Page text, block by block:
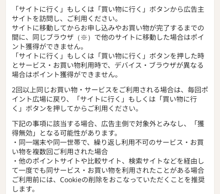
「サイトに行く」もしくは「買い物に行く」ボタンから広告主
サイトを訪問し、ご利用ください。
サイトに移動してからお申し込みやお買い物が完了するまでの
間に、同じブラウザ（※）で他のサイトに移動した場合はポイ
ント獲得ができません。
「サイトに行く」もしくは「買い物に行く」ボタンを押した時
とサービス・お買い物利用時で、デバイス・ブラウザが異なる
場合はポイント獲得ができません。
2回以上同じお買い物・サービスをご利用される場合は、毎回ポ
イント広場に戻り、「サイトに行く」もしくは「買い物に行
く」ボタンを押してからご利用ください。
下記の事項に該当する場合、広告主側で対象外とみなし、「獲
得無効」となる可能性があります。
・同一端末や同一世帯で、繰り返し利用不可のサービス・お買
い物を複数回ご利用された場合
・他のポイントサイトや比較サイト、検索サイトなどを経由し
て一度でも同サービス・お買い物を利用されたことがある場合
ご利用前には、Cookieの削除をおこなっていただくことを推奨
します。